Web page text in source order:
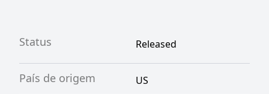
Status Released
País de origem US